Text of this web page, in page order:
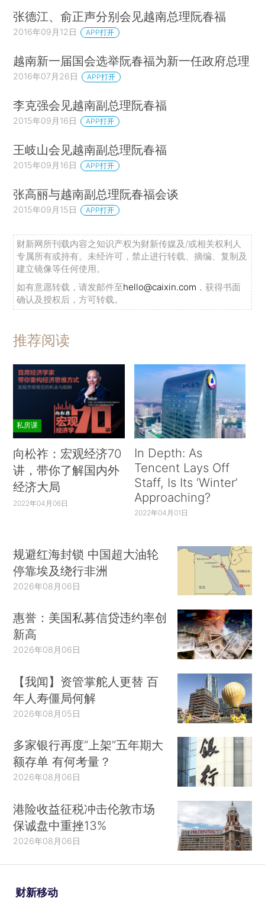
张德江、俞正声分别会见越南总理阮春福
2016年09月12日 APP打开
越南新一届国会选举阮春福为新一任政府总理
2016年07月26日 APP打开
李克强会见越南副总理阮春福
2015年09月16日 APP打开
王岐山会见越南副总理阮春福
2015年09月16日 APP打开
张高丽与越南副总理阮春福会谈
2015年09月15日 APP打开
财新网所刊载内容之知识产权为财新传媒及/或相关权利人
专属所有或持有。未经许可，禁止进行转载、摘编、复制及
建立镜像等任何使用。
如有意愿转载，请发邮件至hello@caixin.com ，获得书面
确认及授权后，方可转载。
推荐阅读
私房课
向松祚：宏观经济70
讲，带你了解国内外
经济大局
2022年04月06日
In Depth: As
Tencent Lays Off
Staff, Is Its ‘Winter’
Approaching?
2022年04月01日
规避红海封锁 中国超大油轮
停靠埃及绕行非洲
2026年08月06日
惠誉：美国私募信贷违约率创
新高
2026年08月06日
【我闻】资管掌舵人更替 百
年人寿僵局何解
2026年08月05日
多家银行再度“上架”五年期大
额存单 有何考量？
2026年08月06日
港险收益征税冲击伦敦市场
保诚盘中重挫13%
2026年08月06日
财新移动